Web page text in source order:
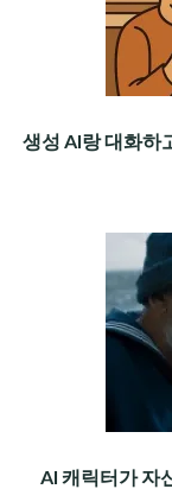
생성 AI랑 대화하
AI 캐릭터가 자